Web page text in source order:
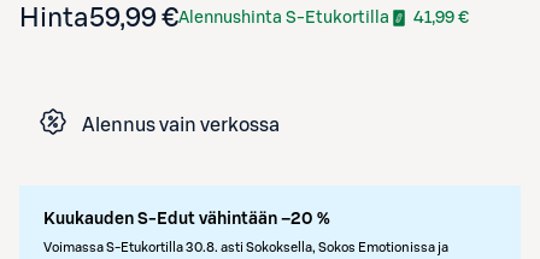
Hinta59,99 €Alennushinta S-Etukortilla 41,99 €
Alennus vain verkossa
Kuukauden S-Edut vähintään –20 %
Voimassa S-Etukortilla 30.8. asti Sokoksella, Sokos Emotionissa ja